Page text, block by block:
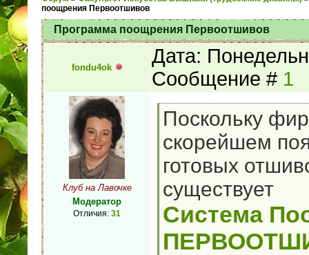
поощрения Первоотшивов
Программа поощрения Первоотшивов
fondu4ok
Дата:
Сообщение # 1
Клуб на Лавочке
Модератор
Отличия: 31
Поскольку
скорейшем
готовых
существует
Система